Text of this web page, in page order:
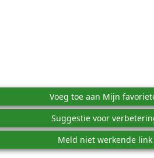
Voeg toe aan Mijn
Suggestie voor
Meld niet werkende link